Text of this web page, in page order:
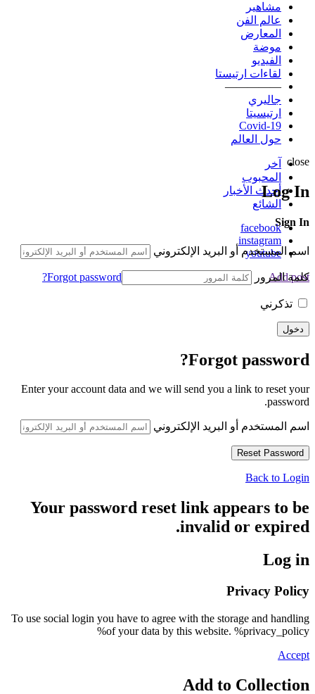
مشاهير
عالم الفن
المعارض
موضة
الفيديو
لقاءات ارتيستا
—————
جاليري
ارتيسيتا
Covid-19
حول العالم
آخر
المحبوب
أحدث الأخبار
الشائع
facebook
instagram
youtube
Add post
close
Log In
Sign In
اسم المستخدم أو البريد الإلكتروني
كلمة المرور Forgot password?
تذكرني
Forgot password?
Enter your account data and we will send you a link to reset your
password.
اسم المستخدم أو البريد الإلكتروني
Back to Login
Your password reset link appears to be
invalid or expired.
Log in
Privacy Policy
To use social login you have to agree with the storage and handling
of your data by this website. %privacy_policy%
Accept
Add to Collection